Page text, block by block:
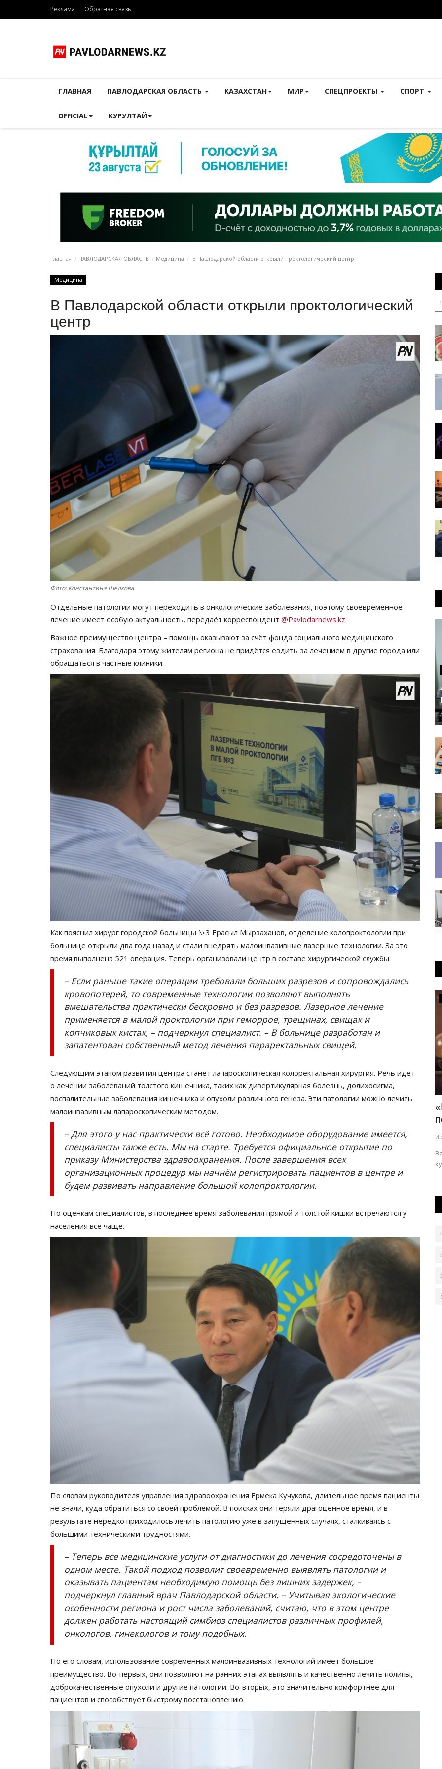
Реклама Обратная связь
ГЛАВНАЯ ПАВЛОДАРСКАЯ ОБЛАСТЬ КАЗАХСТАН МИР СПЕЦПРОЕКТЫ СПОРТ
OFFICIAL КУРУЛТАЙ
Главная ПАВЛОДАРСКАЯ ОБЛАСТЬ Медицина В Павлодарской области открыли проктологический центр
Медицина
В Павлодарской области открыли проктологический
центр
Фото: Константина Шелкова
Отдельные патологии могут переходить в онкологические заболевания, поэтому своевременное
лечение имеет особую актуальность, передаёт корреспондент @Pavlodarnews.kz
Важное преимущество центра – помощь оказывают за счёт фонда социального медицинского
страхования. Благодаря этому жителям региона не придётся ездить за лечением в другие города или
обращаться в частные клиники.
Как пояснил хирург городской больницы №3 Ерасыл Мырзаханов, отделение колопроктологии при
больнице открыли два года назад и стали внедрять малоинвазивные лазерные технологии. За это
время выполнена 521 операция. Теперь организовали центр в составе хирургической службы.
– Если раньше такие операции требовали больших разрезов и сопровождались
кровопотерей, то современные технологии позволяют выполнять
вмешательства практически бескровно и без разрезов. Лазерное лечение
применяется в малой проктологии при геморрое, трещинах, свищах и
копчиковых кистах, – подчеркнул специалист. – В больнице разработан и
запатентован собственный метод лечения параректальных свищей.
Следующим этапом развития центра станет лапароскопическая колоректальная хирургия. Речь идёт
о лечении заболеваний толстого кишечника, таких как дивертикулярная болезнь, долихосигма,
воспалительные заболевания кишечника и опухоли различного генеза. Эти патологии можно лечить
малоинвазивным лапароскопическим методом.
– Для этого у нас практически всё готово. Необходимое оборудование имеется,
специалисты также есть. Мы на старте. Требуется официальное открытие по
приказу Министерства здравоохранения. После завершения всех
организационных процедур мы начнём регистрировать пациентов в центре и
будем развивать направление большой колопроктологии.
По оценкам специалистов, в последнее время заболевания прямой и толстой кишки встречаются у
населения всё чаще.
По словам руководителя управления здравоохранения Ермека Кучукова, длительное время пациенты
не знали, куда обратиться со своей проблемой. В поисках они теряли драгоценное время, и в
результате нередко приходилось лечить патологию уже в запущенных случаях, сталкиваясь с
большими техническими трудностями.
– Теперь все медицинские услуги от диагностики до лечения сосредоточены в
одном месте. Такой подход позволит своевременно выявлять патологии и
оказывать пациентам необходимую помощь без лишних задержек, –
подчеркнул главный врач Павлодарской области. – Учитывая экологические
особенности региона и рост числа заболеваний, считаю, что в этом центре
должен работать настоящий симбиоз специалистов различных профилей,
онкологов, гинекологов и тому подобных.
По его словам, использование современных малоинвазивных технологий имеет большое
преимущество. Во-первых, они позволяют на ранних этапах выявлять и качественно лечить полипы,
доброкачественные опухоли и другие патологии. Во-вторых, это значительно комфортнее для
пациентов и способствует быстрому восстановлению.
РАЗВЛЕЧЕНИЯ
В Павлодаре подведут итоги конкурса
«ERTIS DAUYSY»
Июнь 30, 2026 0 136
Артисты выступят на «Ertis Promenade».
Туризм
Авг 5, 2026 0 101
В сборную команды «Павлодар» вошли 15 ребят.